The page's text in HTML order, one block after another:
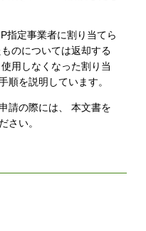
指定事業者に割り当てら
のについては返却する
用しなくなった割り当
順を説明しています。
請の際には、 本文書を
さい。